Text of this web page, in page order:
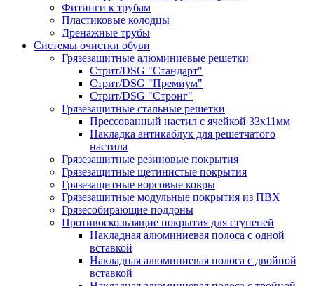
Фитинги к трубам
Пластиковые колодцы
Дренажные трубы
Системы очистки обуви
Грязезащитные алюминиевые решетки
Стрит/DSG "Стандарт"
Стрит/DSG "Премиум"
Стрит/DSG "Стронг"
Грязезащитные стальные решетки
Прессованный настил с ячейкой 33х11мм
Накладка антикаблук для решетчатого
настила
Грязезащитные резиновые покрытия
Грязезащитные щетинистые покрытия
Грязезащитные ворсовые ковры
Грязезащитные модульные покрытия из ПВХ
Грязесобирающие поддоны
Противоскользящие покрытия для ступеней
Накладная алюминиевая полоса с одной
вставкой
Накладная алюминиевая полоса с двойной
вставкой